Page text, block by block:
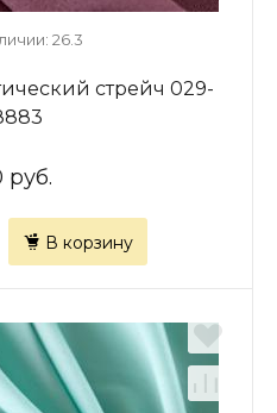
26.3
стрейч 029-
руб.
В корзину